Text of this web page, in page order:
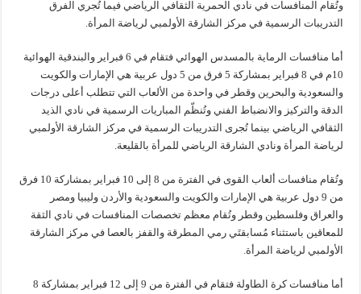
وتُقام المنافسات في نادي الحمرية الثقافي الرياضي فيما تُجري الفرق
التدريبات الرسمية في مركز الشارقة الأولمبي لرياضة المرأة.
أما منافسات الرماية بالمسدس الهوائي فتقام في 6 فبراير والبندقية الهوائية
10م في 8 فبراير بمشاركة 5 فرق من 5 دول عربية هي الإمارات والكويت
والسعودية والبحرين وقطر في واحدة من الألعاب التي تتطلب أعلى درجات
الدقة والتركيز والانضباط الفني وتُنظّم المباريات الرسمية في نادي الذيد
الثقافي الرياضي بينما تُجرى التدريبات الرسمية في مركز الشارقة الأولمبي
لرياضة المرأة ونادي الشارقة الرياضي للمرأة بالقليعة.
وتُقام منافسات ألعاب القوى في الفترة من 8 إلى 10 فبراير بمشاركة 10 فرق
من 9 دول عربية هي الإمارات والكويت والسعودية والأردن وليبيا ومصر
والعراق وفلسطين وقطر وتُقام معظم تخصصات المنافسات في نادي الثقة
للمعاقين باستثناء مُسابقتَي رمي المطرقة والقفز بالعصا في مركز الشارقة
الأولمبي لرياضة المرأة.
أما منافسات كرة الطاولة فتقام في الفترة من 9 إلى 12 فبراير بمشاركة 8